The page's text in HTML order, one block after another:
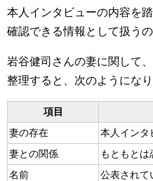
本人インタビューの内容を
確認できる情報として扱う
岩谷健司さんの妻に関して
整理すると、次のようになり
項目
妻の存在
本人インタ
妻との関係
もともとは
名前
公表されて